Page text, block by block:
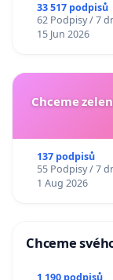
33 517 podpisů
62 Podpisy / 7
15 Jun 2026
Chceme
137 podpisů
55 Podpisy / 7
1 Aug 2026
Chceme
1 190 podpisů